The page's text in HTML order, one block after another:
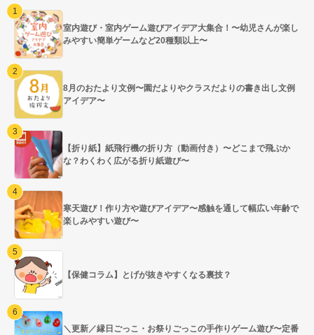
室内遊び・室内ゲーム遊びアイデア大集合！〜幼児さんが楽し
みやすい簡単ゲームなど20種類以上〜
8月のおたより文例〜園だよりやクラスだよりの書き出し文例
アイデア〜
【折り紙】紙飛行機の折り方（動画付き）〜どこまで飛ぶか
な？わくわく広がる折り紙遊び〜
寒天遊び！作り方や遊びアイデア〜感触を通して幅広い年齢で
楽しみやすい遊び〜
【保健コラム】とげが抜きやすくなる裏技？
＼更新／縁日ごっこ・お祭りごっこの手作りゲーム遊び〜定番